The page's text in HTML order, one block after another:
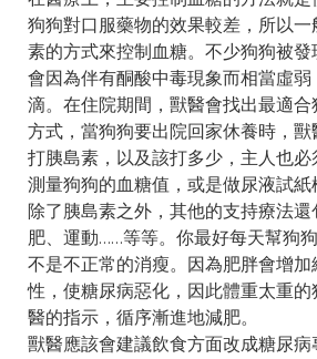
狗狗對口服藥物的效果較差，所以
素的方式來控制血糖。不少狗狗被
會因為伴有酮酸中毒現象而相當虛
滴。在住院期間，獸醫會找出最適
方式，當狗狗要出院回家休養時，
打胰島素，以及該打多少，主人也
測量狗狗的血糖值，或是做尿液試紙
除了胰島素之外，其他的支持療法
肥、運動……等等。你最好每天幫狗
不是不正常的消瘦。因為肥胖會增
性，使糖尿病惡化，因此體重太重
醫的指示，循序漸進地減肥。
獸醫應該會建議飲食方面改成糖尿